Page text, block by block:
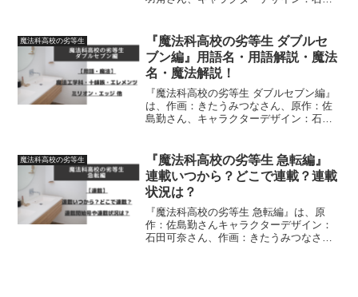
介）、第一高校、USNA軍スターズなど
について、詳しく紹介してい...
魔法科高校の劣等生
『魔法科高校の劣等生 ダブルセ
ブン編』用語名・用語解説・魔法
名・魔法解説！
『魔法科高校の劣等生 ダブルセブン編』
は、作画：きたうみつなさん、原作：佐
島勤さん、キャラクターデザイン：石田
説】・【魔法名】・【魔法解説】につい
て詳しく紹介しています
魔法科高校の劣等生
『魔法科高校の劣等生 急転編』
連載いつから？どこで連載？連載
状況は？
『魔法科高校の劣等生 急転編』は、原
作：佐島勤さんキャラクターデザイン：
石田可奈さん、作画：きたうみつなさん